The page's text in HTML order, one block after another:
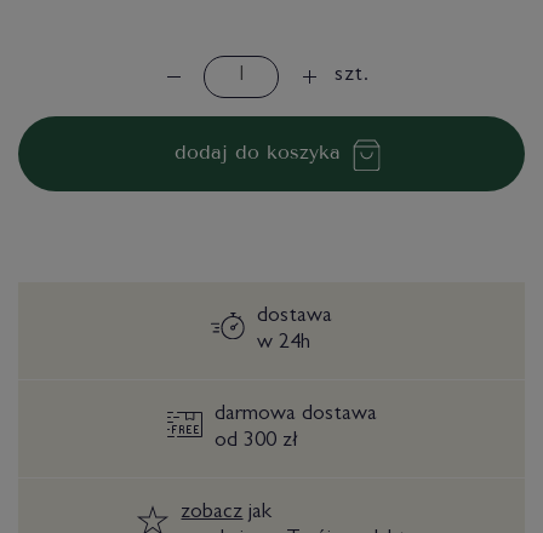
szt.
dodaj do koszyka
dostawa
w 24h
darmowa dostawa
od 300 zł
zobaczjak